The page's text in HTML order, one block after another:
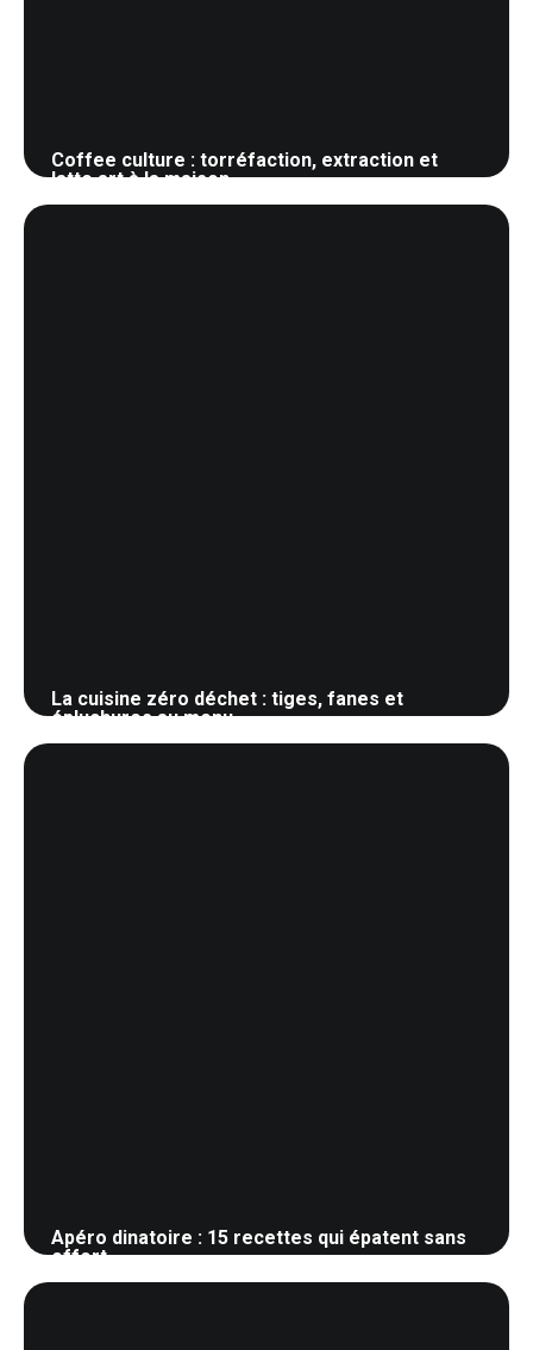
Coffee culture : torréfaction, extraction et
latte art à la maison
La cuisine zéro déchet : tiges, fanes et
épluchures au menu
Apéro dinatoire : 15 recettes qui épatent sans
effort